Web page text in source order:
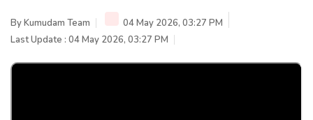
ByKumudam Team
04 May 2026, 03:27 PM
Last Update : 04 May 2026, 03:27 PM